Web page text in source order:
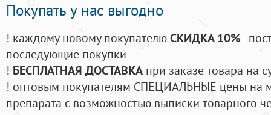
Покупать у нас выгодно
! каждому новому покупателюСКИДКА 10%-
последующие покупки
! БЕСПЛАТНАЯ ДОСТАВКА при заказе товара на
! оптовым покупателям СПЕЦИАЛЬНЫЕ цены на
препарата с возможностью выписки товарного